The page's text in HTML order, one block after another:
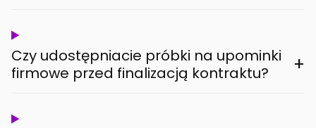
Czy udostępniacie próbki na upominki
firmowe przed finalizacją kontraktu?
+